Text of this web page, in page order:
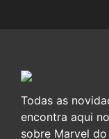
Todas as
encontra aqui
sobre Marvel do